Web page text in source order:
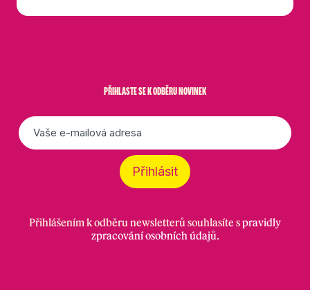
PŘIHLASTE SE K ODBĚRU NOVINEK
E-
mail
Přihlásit
Přihlášením k odběru newsletterů souhlasíte spravidly
zpracování osobních údajů.